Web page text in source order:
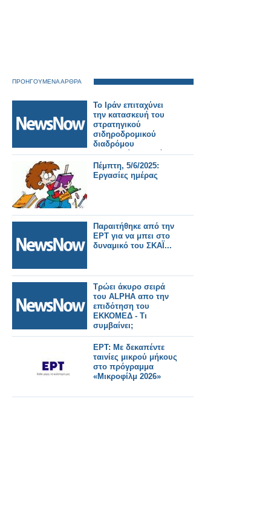
ΠΡΟΗΓΟΥΜΕΝΑ ΑΡΘΡΑ
Το Ιράν επιταχύνει
την κατασκευή του
στρατηγικού
σιδηροδρομικού
διαδρόμου
μεταφορών Βορρά-
Νότου
Πέμπτη, 5/6/2025:
Εργασίες ημέρας
Παραιτήθηκε από την
ΕΡΤ για να μπει στο
δυναμικό του ΣΚΑΪ...
Τρώει άκυρο σειρά
του ALPHA απο την
επιδότηση του
ΕΚΚΟΜΕΔ - Τι
συμβαίνει;
ΕΡΤ: Με δεκαπέντε
ταινίες μικρού μήκους
στο πρόγραμμα
«Μικροφίλμ 2026»